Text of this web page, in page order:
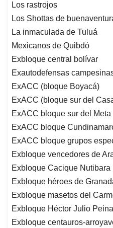
Los rastrojos
Los Shottas de
La inmaculada de Tuluá
Mexicanos de Quibdó
Exbloque central bolívar
Exautodefensas
ExACC (bloque Boyacá)
ExACC (bloque sur del
ExACC bloque sur del Meta
ExACC bloque
ExACC bloque grupos
Exbloque vencedores de
Exbloque Cacique Nutibara
Exbloque héroes de
Exbloque masetos del
Exbloque Héctor Julio
Exbloque centauros-